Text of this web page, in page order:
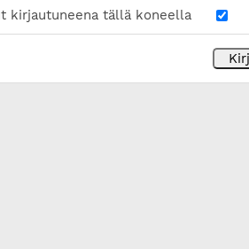
kirjautuneena tällä koneella